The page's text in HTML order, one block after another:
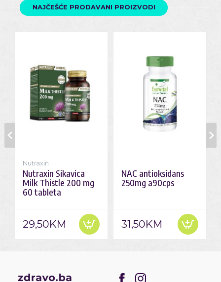
NAJČEŠĆE PRODAVANI PROIZVODI
Nutraxin
Nutraxin Sikavica
Milk Thistle 200 mg
60 tableta
29,50KM
NAC antioksidans
250mg a90cps
31,50KM